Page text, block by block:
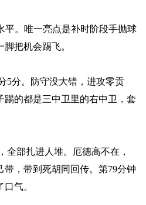
平。唯一亮点是补时阶段手抛球
把机会踢飞。
5分。防守没大错，进攻零贡
踢的都是三中卫里的右中卫，套
全部扎进人堆。厄德高不在，
，带到死胡同回传。第79分钟
气。